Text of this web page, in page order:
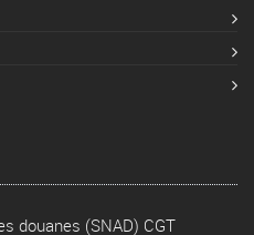
douanes (SNAD) CGT